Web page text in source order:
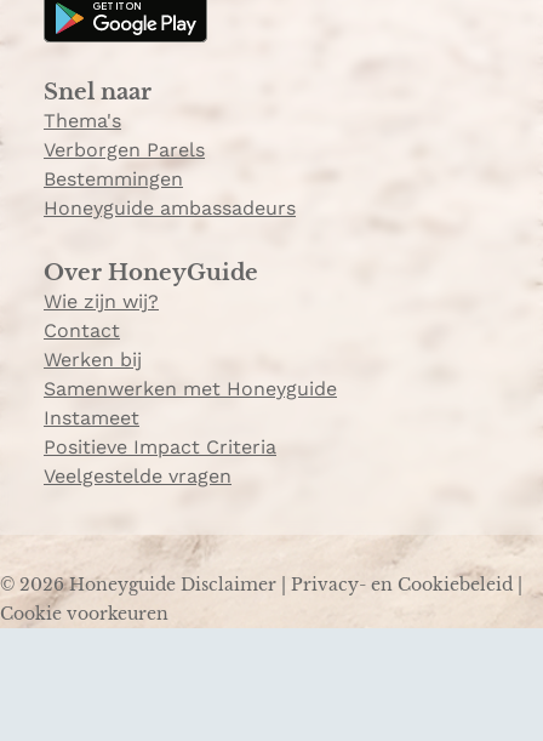
g
m
k
Snel naar
Thema's
Verborgen Parels
Bestemmingen
Honeyguide ambassadeurs
Over HoneyGuide
Wie zijn wij?
Contact
Werken bij
Samenwerken met Honeyguide
Instameet
Positieve Impact Criteria
Veelgestelde vragen
© 2026 Honeyguide Disclaimer Privacy- en Cookiebeleid
Cookie voorkeuren